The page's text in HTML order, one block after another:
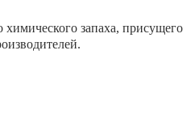
запаха, присущего